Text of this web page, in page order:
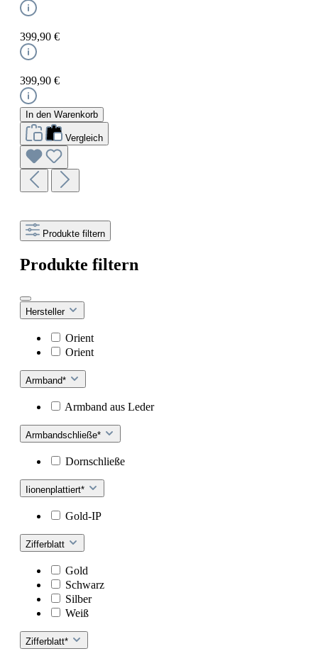
399,90 €
399,90 €
In den Warenkorb
Vergleich
Produkte filtern
Produkte filtern
Hersteller
Orient
Orient
Armband*
Armband aus Leder
Armbandschließe*
Dornschließe
Iionenplattiert*
Gold-IP
Zifferblatt
Gold
Schwarz
Silber
Weiß
Zifferblatt*